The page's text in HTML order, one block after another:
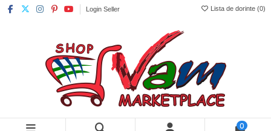
Login Seller Lista de dorinte (0)
0